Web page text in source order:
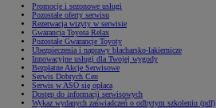
Promocje i sezonowe usługi
Pozostałe oferty serwisu
Rezerwacja wizyty w serwisie
Gwarancja Toyota Relax
Pozostałe Gwarancje Toyoty
Ubezpieczenia i naprawy blacharsko-lakiernicze
Innowacyjne usługi dla Twojej wygody
Bezpłatne Akcje Serwisowe
Serwis Dobrych Cen
Serwis w ASO się opłaca
Dostęp do informacji serwisowych
Wykaz wydanych zaświadczeń o odbytym szkoleniu (pdf)